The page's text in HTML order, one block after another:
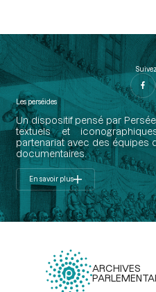
Les perséides
Un dispositif pensé par
textuels et
partenariat avec des équipes
documentaires.
En savoir plus
ARCHIVES